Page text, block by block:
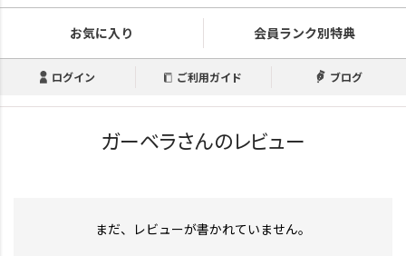
お気に入り 会員ランク別特典
ログイン ご利用ガイド ブログ
ガーベラさんのレビュー
まだ、レビューが書かれていません。